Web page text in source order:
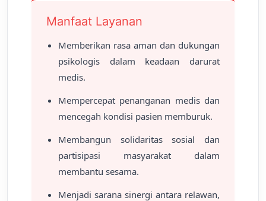
Manfaat Layanan
Memberikan rasa aman dan dukungan
psikologis dalam keadaan darurat
medis.
Mempercepat penanganan medis dan
mencegah kondisi pasien memburuk.
Membangun solidaritas sosial dan
partisipasi masyarakat dalam
membantu sesama.
Menjadi sarana sinergi antara relawan,